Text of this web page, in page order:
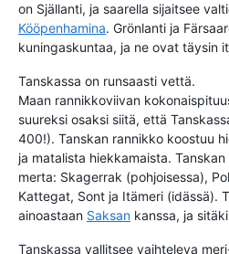
on Själlanti, ja saarella sijaitsee
Kööpenhamina. Grönlanti ja
kuningaskuntaa, ja ne ovat täysin
Tanskassa on runsaasti vettä.
Maan rannikkoviivan
suureksi osaksi siitä, että
400!). Tanskan rannikko koostuu
ja matalista hiekkamaista.
merta: Skagerrak (pohjoisessa),
Kattegat, Sont ja Itämeri (idässä).
ainoastaan Saksan kanssa, ja
Tanskassa vallitsee vaihteleva